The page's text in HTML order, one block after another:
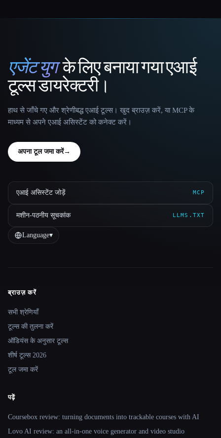
That AI Collection
एजेंट युगके लिए बनाया गया एआई
टूल्स डायरेक्टरी।
हाथ से जाँचे गए और श्रेणीबद्ध एआई टूल्स। खुद ब्राउज़ करें, या MCP के
माध्यम से अपने एआई असिस्टेंट को कनेक्ट करें।
अपना टूल जमा करें→
एआई असिस्टेंट जोड़ें MCP
मशीन-पठनीय सूचकांक LLMS.TXT
Language▾
Site navigation
ब्राउज़ करें
सभी श्रेणियाँ
टूल्स की तुलना करें
ऑडियंस के अनुसार टूल्स
शीर्ष टूल्स 2026
टूल जमा करें
पढ़ें
Coursebox review: turning documents into trackable courses with AI
Lovo AI review: an all-in-one voice generator and video studio